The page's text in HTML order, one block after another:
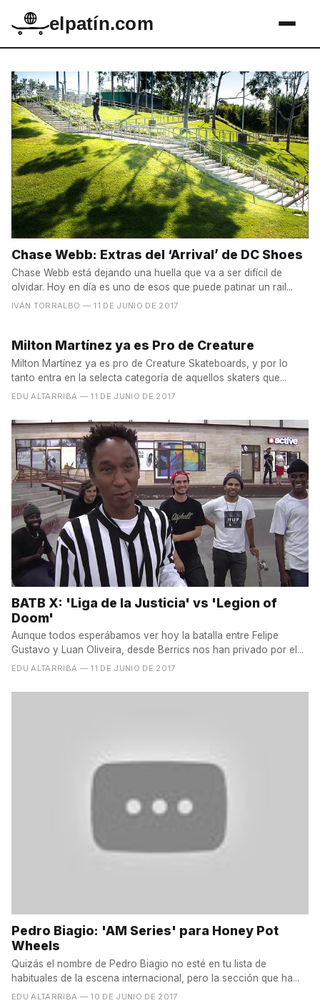
elpatín.com
Chase Webb: Extras del ‘Arrival’ de DC Shoes
Chase Webb está dejando una huella que va a ser difícil de
olvidar. Hoy en día es uno de esos que puede patinar un rail...
IVÁN TORRALBO — 11 DE JUNIO DE 2017
Milton Martínez ya es Pro de Creature
Milton Martínez ya es pro de Creature Skateboards, y por lo
tanto entra en la selecta categoría de aquellos skaters que...
EDU ALTARRIBA — 11 DE JUNIO DE 2017
BATB X: 'Liga de la Justicia' vs 'Legion of
Doom'
Aunque todos esperábamos ver hoy la batalla entre Felipe
Gustavo y Luan Oliveira, desde Berrics nos han privado por el...
EDU ALTARRIBA — 11 DE JUNIO DE 2017
Pedro Biagio: 'AM Series' para Honey Pot
Wheels
Quizás el nombre de Pedro Biagio no esté en tu lista de
habituales de la escena internacional, pero la sección que ha...
EDU ALTARRIBA — 10 DE JUNIO DE 2017